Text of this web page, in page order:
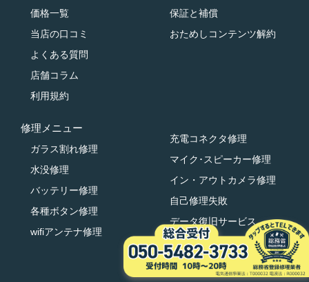
価格一覧
当店の口コミ
よくある質問
店舗コラム
利用規約
保証と補償
おためしコンテンツ解約
修理メニュー
ガラス割れ修理
水没修理
バッテリー修理
各種ボタン修理
wifiアンテナ修理
充電コネクタ修理
マイク･スピーカー修理
イン・アウトカメラ修理
自己修理失敗
データ復旧サービス